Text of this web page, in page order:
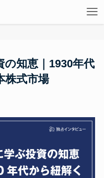
の知恵｜1930年代
株式市場